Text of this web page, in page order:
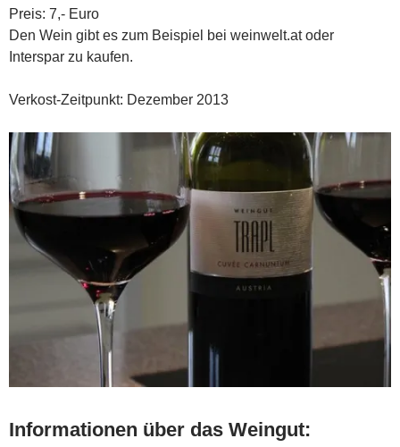
Preis: 7,- Euro
Den Wein gibt es zum Beispiel bei weinwelt.at oder
Interspar zu kaufen.
Verkost-Zeitpunkt: Dezember 2013
Informationen über das Weingut: